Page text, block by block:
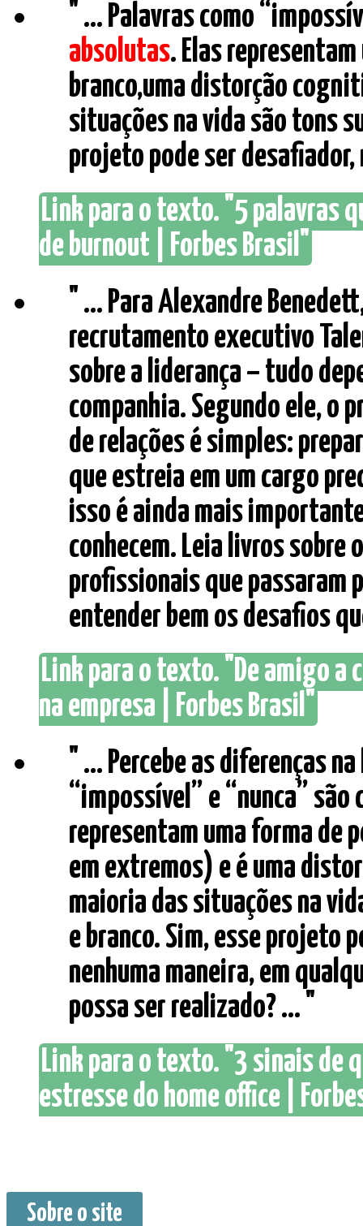
" ... Palavras como
absolutas. Elas
branco,uma distorção
situações na vida são tons
projeto pode ser
Link para o texto. "5 palavras
de burnout | Forbes Brasil"
" ... Para Alexandre
recrutamento executivo
sobre a liderança – tudo
companhia. Segundo ele, o
de relações é simples:
que estreia em um cargo
isso é ainda mais
conhecem. Leia livros sobre
profissionais que passaram
entender bem os desafios
Link para o texto. "De amigo a
na empresa | Forbes Brasil"
" ... Percebe as diferenças
“impossível” e “nunca” são
representam uma forma de
em extremos) e é uma
maioria das situações na
e branco. Sim, esse projeto
nenhuma maneira, em
possa ser realizado? ... "
Link para o texto. "3 sinais de
estresse do home office |
Sobre o site